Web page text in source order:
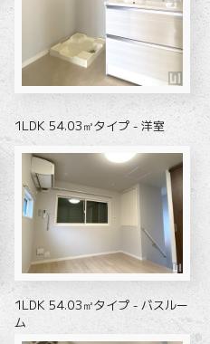
1LDK 54.03㎡タイプ - 洋室
1LDK 54.03㎡タイプ - バスルー
ム